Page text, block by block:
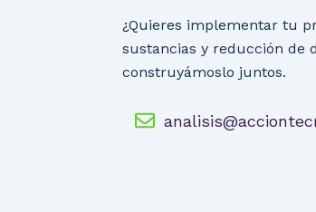
¿Quieres implementar tu
sustancias y reducción de
construyámoslo juntos.